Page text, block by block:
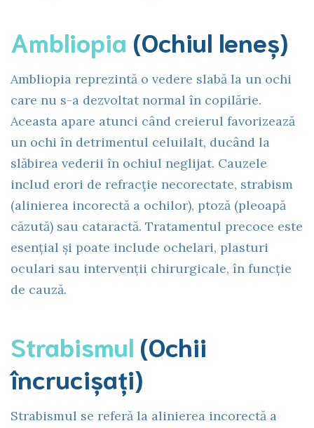
Ambliopia (Ochiul leneș)
Ambliopia reprezintă o vedere slabă la un ochi
care nu s-a dezvoltat normal în copilărie.
Aceasta apare atunci când creierul favorizează
un ochi în detrimentul celuilalt, ducând la
slăbirea vederii în ochiul neglijat. Cauzele
includ erori de refracție necorectate, strabism
(alinierea incorectă a ochilor), ptoză (pleoapă
căzută) sau cataractă. Tratamentul precoce este
esențial și poate include ochelari, plasturi
oculari sau intervenții chirurgicale, în funcție
de cauză.
Strabismul (Ochii
încrucișați)
Strabismul se referă la alinierea incorectă a